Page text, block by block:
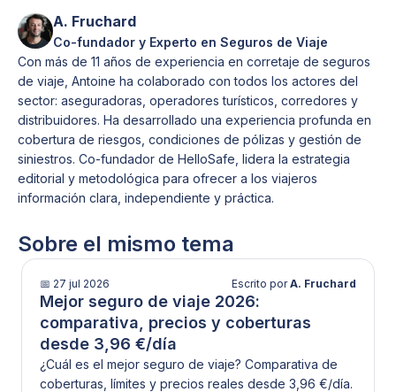
A. Fruchard
Co-fundador y Experto en Seguros de Viaje
Con más de 11 años de experiencia en corretaje de seguros
de viaje, Antoine ha colaborado con todos los actores del
sector: aseguradoras, operadores turísticos, corredores y
distribuidores. Ha desarrollado una experiencia profunda en
cobertura de riesgos, condiciones de pólizas y gestión de
siniestros. Co-fundador de HelloSafe, lidera la estrategia
editorial y metodológica para ofrecer a los viajeros
información clara, independiente y práctica.
Sobre el mismo tema
📅 27 jul 2026 Escrito porA. Fruchard
Mejor seguro de viaje 2026:
comparativa, precios y coberturas
desde 3,96 €/día
¿Cuál es el mejor seguro de viaje? Comparativa de
coberturas, límites y precios reales desde 3,96 €/día.